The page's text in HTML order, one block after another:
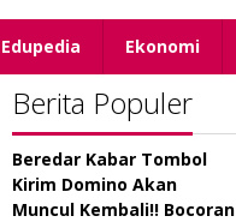
Edupedia Ekonomi
Berita Populer
Beredar Kabar Tombol
Kirim Domino Akan
Muncul Kembali!! Bocoran